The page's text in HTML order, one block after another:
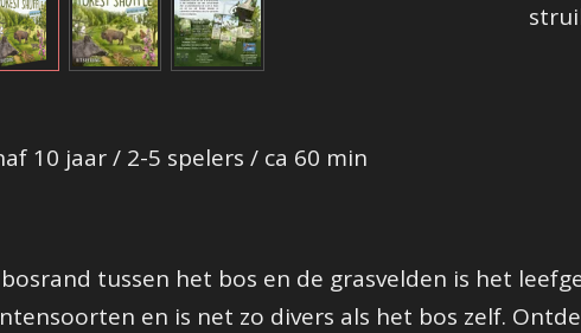
10 jaar / 2-5 spelers / ca 60 min
tussen het bos en de grasvelden is het
en is net zo divers als het bos zelf.